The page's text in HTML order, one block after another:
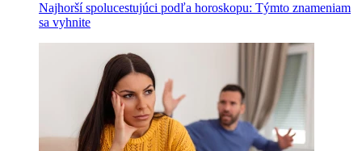
Najhorší spolucestujúci podľa horoskopu: Týmto znameniam
sa vyhnite